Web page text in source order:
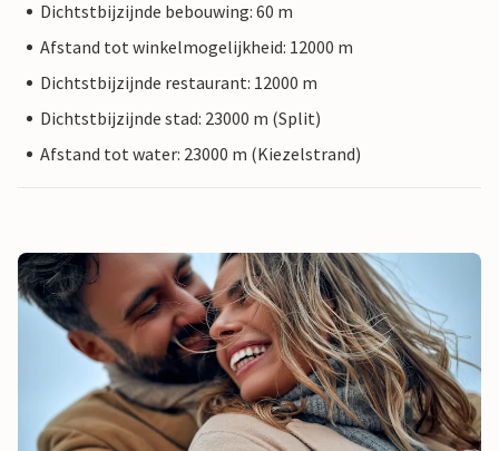
Dichtstbijzijnde bebouwing: 60 m
Afstand tot winkelmogelijkheid: 12000 m
Dichtstbijzijnde restaurant: 12000 m
Dichtstbijzijnde stad: 23000 m (Split)
Afstand tot water: 23000 m (Kiezelstrand)